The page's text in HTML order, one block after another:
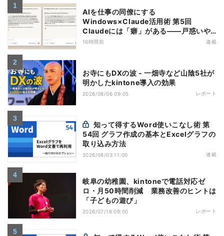
AIを仕事の同僚にする
Windows×Claude活用術 第5回
Claudeには「癖」がある――戸惑いや
すい7つの仕様
16時間前 連載
お寺にもDXの波 - 一畑寺など山陰5社が
明かしたkintone導入の効果
2026/08/06 09:05 レポート
54回 グラフ作成の基本とExcelグラフの
取り込み方法
2026/08/03 11:00 連載
岐阜の幼稚園、kintoneで電話対応ゼ
ロ・月50時間削減 業務改善のヒントは
「子どもの遊び」
2026/07/16 09:00 レポート